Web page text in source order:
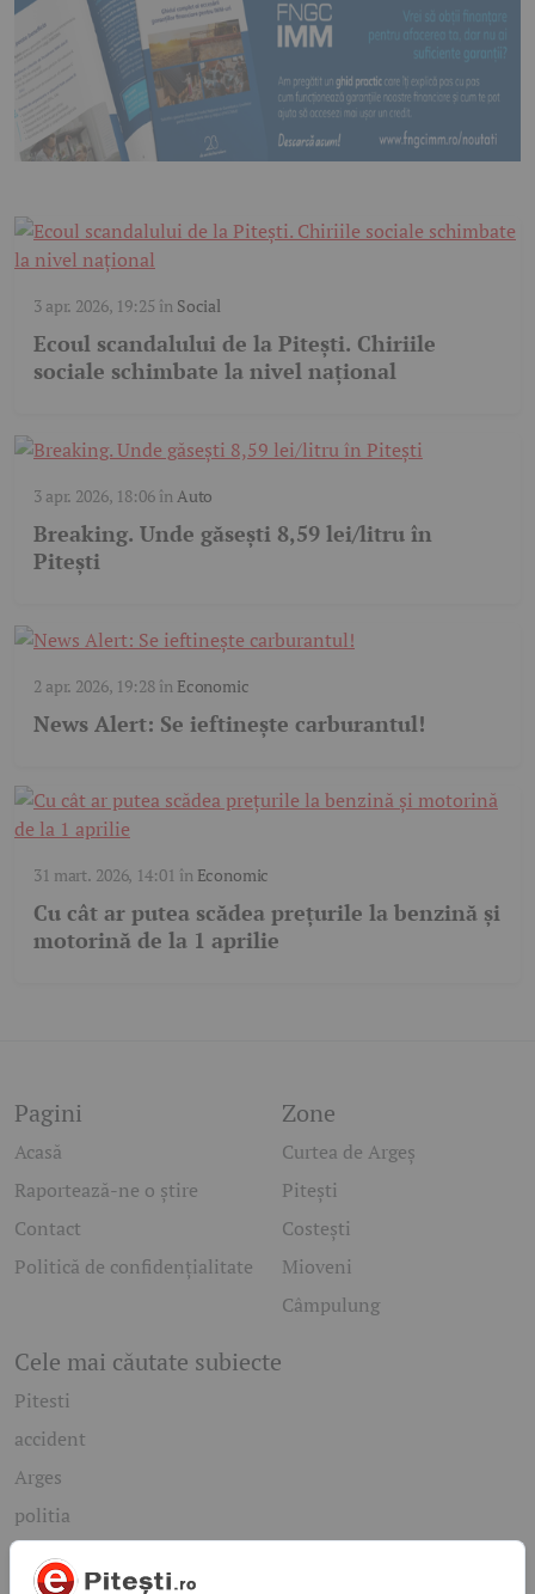
3 apr. 2026, 19:25 în Social
Ecoul scandalului de la Pitești. Chiriile
sociale schimbate la nivel național
3 apr. 2026, 18:06în Auto
Breaking. Unde găsești 8,59 lei/litru în
Pitești
2 apr. 2026, 19:28în Economic
News Alert: Se ieftinește carburantul!
31 mart. 2026, 14:01 în Economic
Cu cât ar putea scădea prețurile la benzină și
motorină de la 1 aprilie
Pagini
Acasă
Raportează-ne o știre
Contact
Politică de confidențialitate
Zone
Curtea de Argeș
Pitești
Costești
Mioveni
Câmpulung
Cele mai căutate subiecte
Pitesti
accident
Arges
politia
mioveni